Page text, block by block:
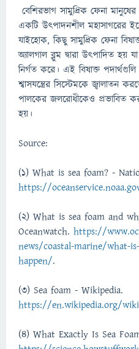
বেশিরভাগ সামুদ্রিক ফেনা
একটি উত্পাদনশীল মহাসাগরের
যাইহোক, কিছু সামুদ্রিক ফেনা
অ্যালগাল ব্লুম দ্বারা উত্পাদিত হয়
নির্গত করে। এই বিষাক্ত
শ্বাসযন্ত্রের সিস্টেমকে জ্বালাতন
পালকের জলরোধীকেও প্রভাবিত
হয়।
Source:
(1) What is sea foam? -
https://
(2) What is sea foam and
Oceanwatch. https://
news/coastal-marine/what-
happen/.
(3) Sea foam - Wikipedia.
https://en.wikipedia.org/
(4) What Exactly Is Sea